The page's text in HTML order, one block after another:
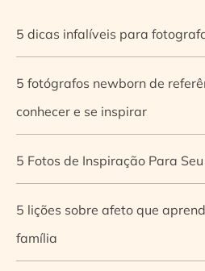
5 dicas infalíveis para
5 fotógrafos newborn de
conhecer e se inspirar
5 Fotos de Inspiração Para
5 lições sobre afeto que
família